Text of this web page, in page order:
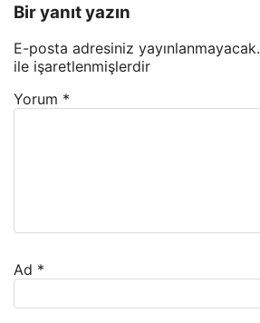
Bir yanıt yazın
E-posta adresiniz yayınlanmayacak.
ile işaretlenmişlerdir
Yorum *
Ad *